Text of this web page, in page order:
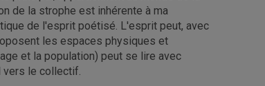
de la strophe est inhérente à ma
de l'esprit poétisé. L'esprit peut, avec
les espaces physiques et
et la population) peut se lire avec
vers le collectif.